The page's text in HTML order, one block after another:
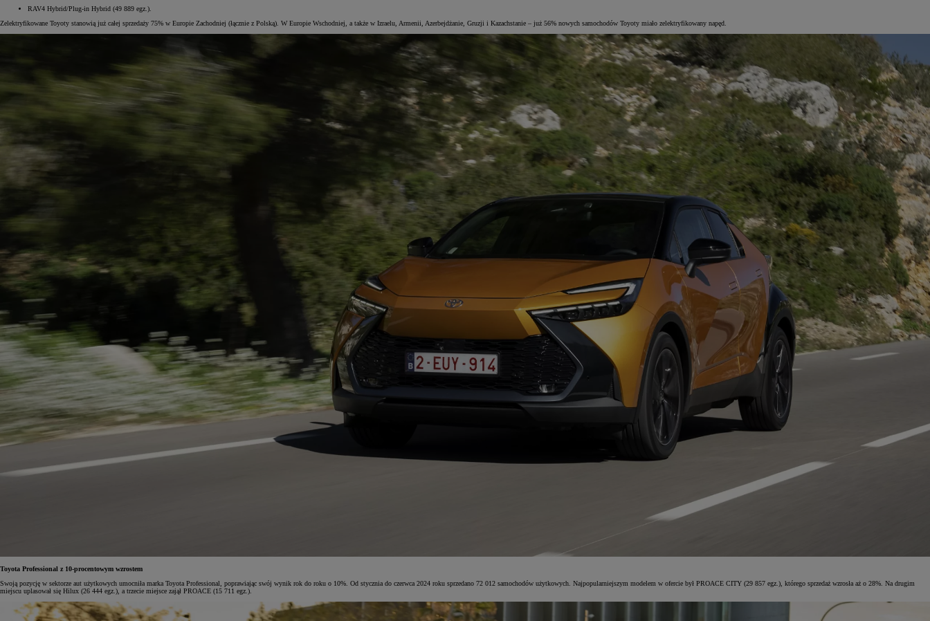
Od105 300 zł
Corolla Hatchback
HYBRID
RAV4 Hybrid/Plug-in Hybrid (49 889 egz.).
Zelektryfikowane Toyoty stanowią już całej sprzedaży 75% w Europie Zachodniej (łącznie z Polską). W Europie Wschodniej, a także w Izraelu, Armenii, Azerbejdżanie, Gruzji i Kazachstanie – już 56% nowych samochodów Toyoty miało zelektryfikowany napęd.
Toyota Professional z 10-procentowym wzrostem
Swoją pozycję w sektorze aut użytkowych umocniła marka Toyota Professional, poprawiając swój wynik rok do roku o 10%. Od stycznia do czerwca 2024 roku sprzedano 72 012 samochodów użytkowych. Najpopularniejszym modelem w ofercie był PROACE CITY (29 857 egz.), którego sprzedaż wzrosła aż o 28%. Na drugim
miejscu uplasował się Hilux (26 444 egz.), a trzecie miejsce zajął PROACE (15 711 egz.).